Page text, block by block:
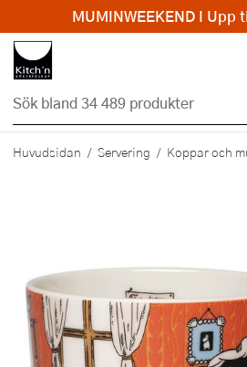
Hopp till huvudinnehållet
Huvudsidan Servering Koppar och
MUMINWEEKEND I Upp